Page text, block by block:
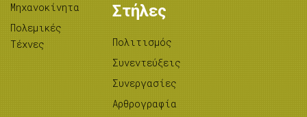
Μηχανοκίνητα
Πολεμικές
Τέχνες
Στήλες
Πολιτισμός
Συνεντεύξεις
Συνεργασίες
Αρθρογραφία